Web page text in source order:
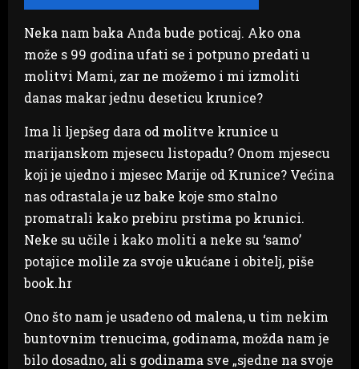
Neka nam baka Anđa bude poticaj. Ako ona
može s 99 godina ufati se i potpuno predati u
molitvi Mami, zar ne možemo i mi izmoliti
danas makar jednu deseticu krunice?
Ima li ljepšeg dara od molitve krunice u
marijanskom mjesecu listopadu? Onom mjesecu
koji je ujedno i mjesec Marije od Krunice? Većina
nas odrastala je uz bake koje smo stalno
promatrali kako prebiru prstima po krunici.
Neke su učile i kako moliti a neke su ‘samo’
potajice molile za svoje ukućane i obitelj, piše
book.hr
Ono što nam je usađeno od malena, u tim nekim
buntovnim trenucima, godinama, možda nam je
bilo dosadno, ali s godinama sve „sjedne na svoje